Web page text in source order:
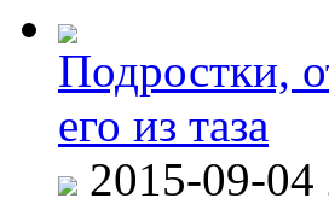
Подростки,
его из таза
2015-09-04